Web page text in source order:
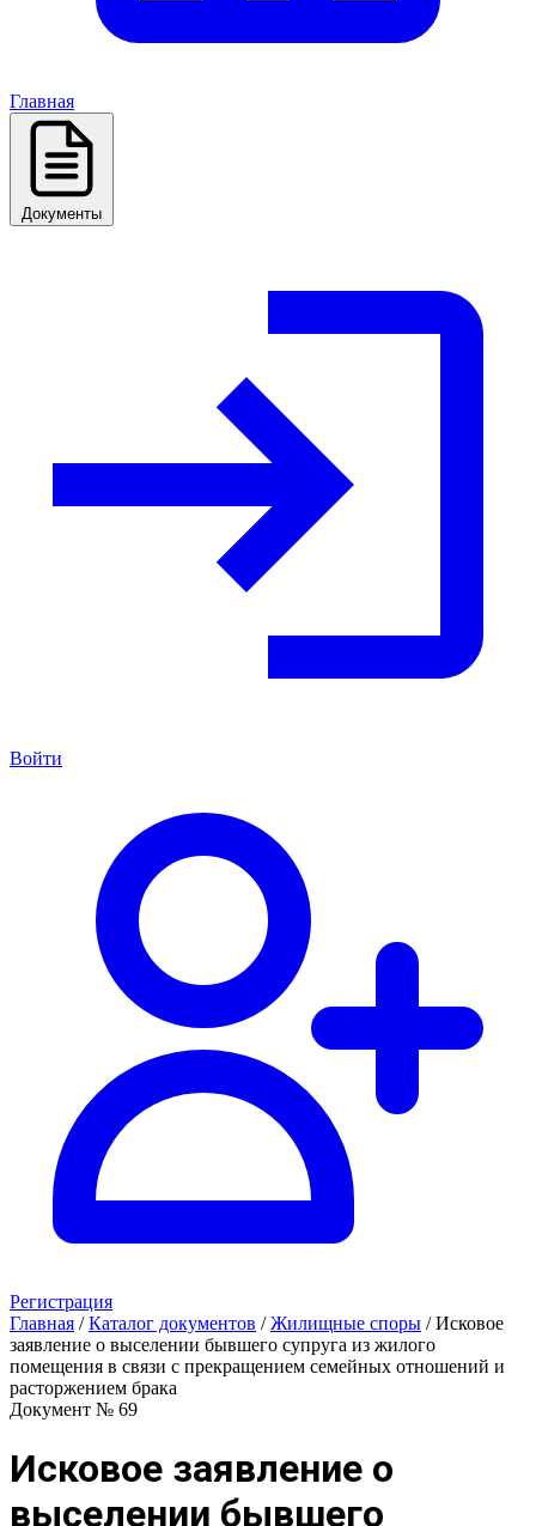
Главная
Документы
Войти
Регистрация
Главная / Каталог документов / Жилищные споры / Исковое
заявление о выселении бывшего супруга из жилого
помещения в связи с прекращением семейных отношений и
расторжением брака
Документ № 69
Исковое заявление о
выселении бывшего